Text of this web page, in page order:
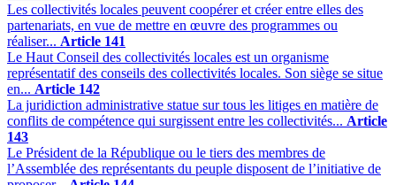
Les collectivités locales peuvent coopérer et créer entre elles des
partenariats, en vue de mettre en œuvre des programmes ou
réaliser... Article 141
Le Haut Conseil des collectivités locales est un organisme
représentatif des conseils des collectivités locales. Son siège se situe
en... Article 142
La juridiction administrative statue sur tous les litiges en matière de
conflits de compétence qui surgissent entre les collectivités... Article
143
Le Président de la République ou le tiers des membres de
l’Assemblée des représentants du peuple disposent de l’initiative de